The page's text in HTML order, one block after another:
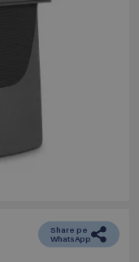
Share pe
WhatsApp